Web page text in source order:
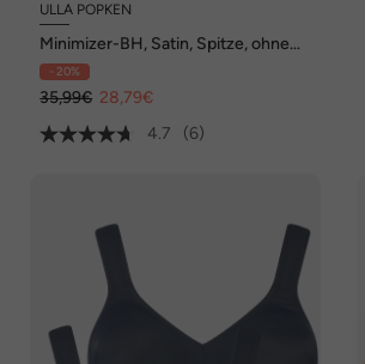
ULLA POPKEN
Minimizer-BH, Satin, Spitze, ohne
Bügel, Cup C - F
- 20%
35,99€ 28,79€
4.7
(6)